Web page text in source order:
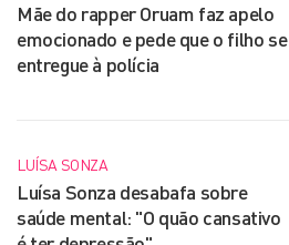
Mãe do rapper Oruam faz apelo
emocionado e pede que o filho se
entregue à polícia
LUÍSA SONZA
Luísa Sonza desabafa sobre
saúde mental: "O quão cansativo